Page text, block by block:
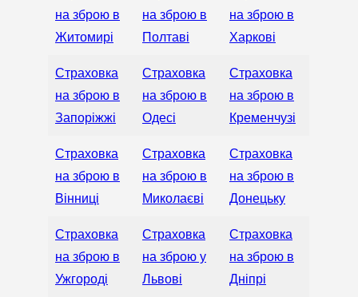
на зброю в
Житомирі
на зброю в
Полтаві
на зброю в
Харкові
Страховка
на зброю в
Запоріжжі
Страховка
на зброю в
Одесі
Страховка
на зброю в
Кременчузі
Страховка
на зброю в
Вінниці
Страховка
на зброю в
Миколаєві
Страховка
на зброю в
Донецьку
Страховка
на зброю в
Ужгороді
Страховка
на зброю у
Львові
Страховка
на зброю в
Дніпрі